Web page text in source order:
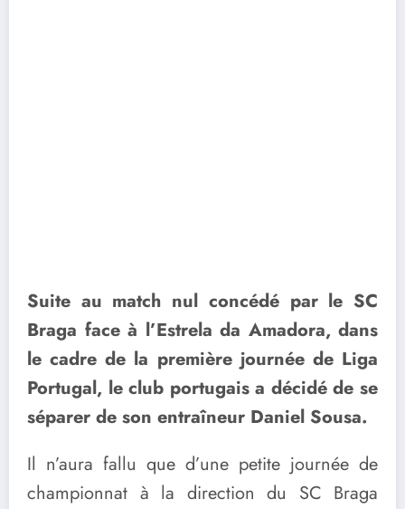
Suite au match nul concédé par le SC
Braga face à l’Estrela da Amadora, dans
le cadre de la première journée de Liga
Portugal, le club portugais a décidé de se
séparer de son entraîneur Daniel Sousa.
Il n’aura fallu que d’une petite journée de
championnat à la direction du SC Braga